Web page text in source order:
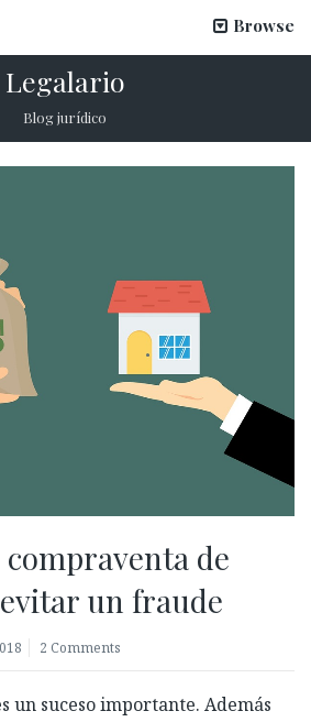
Browse
Legalario
Blog jurídico
de
un fraude
2 Comments
un suceso importante. Además